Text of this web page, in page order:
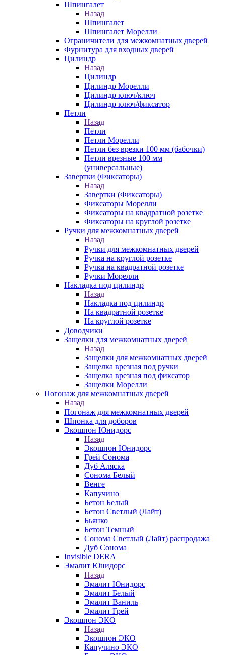
Шпингалет
Назад
Шпингалет
Шпингалет Морелли
Ограничители для межкомнатных дверей
Фурнитура для входных дверей
Цилиндр
Назад
Цилиндр
Цилиндр Морелли
Цилиндр ключ/ключ
Цилиндр ключ/фиксатор
Петли
Назад
Петли
Петли Морелли
Петли без врезки 100 мм (бабочки)
Петли врезные 100 мм
(универсальные)
Завертки (Фиксаторы)
Назад
Завертки (Фиксаторы)
Фиксаторы Морелли
Фиксаторы на квадратной розетке
Фиксаторы на круглой розетке
Ручки для межкомнатных дверей
Назад
Ручки для межкомнатных дверей
Ручка на круглой розетке
Ручка на квадратной розетке
Ручки Морелли
Накладка под цилиндр
Назад
Накладка под цилиндр
На квадратной розетке
На круглой розетке
Доводчики
Защелки для межкомнатных дверей
Назад
Защелки для межкомнатных дверей
Защелка врезная под ручки
Защелка врезная под фиксатор
Защелки Морелли
Погонаж для межкомнатных дверей
Назад
Погонаж для межкомнатных дверей
Шпонка для доборов
Экошпон Юнидорс
Назад
Экошпон Юнидорс
Грей Сонома
Дуб Аляска
Сонома Белый
Венге
Капучино
Бетон Белый
Бетон Светлый (Лайт)
Бьянко
Бетон Темный
Сонома Светлый (Лайт) распродажа
Дуб Сонома
Invisible DERA
Эмалит Юнидорс
Назад
Эмалит Юнидорс
Эмалит Белый
Эмалит Ваниль
Эмалит Грей
Экошпон ЭКО
Назад
Экошпон ЭКО
Капучино ЭКО